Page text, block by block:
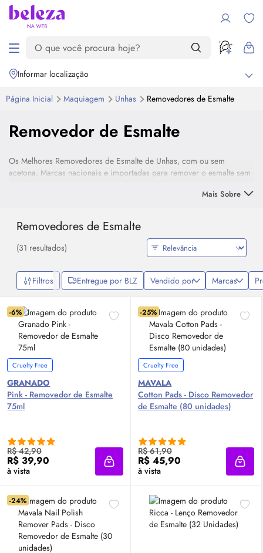
Informar localização
Página Inicial Maquiagem Unhas Removedores de Esmalte
Removedor de Esmalte
Os Melhores Removedores de Esmalte de Unhas, com ou sem
acetona. Marcas nacionais e importadas para remover o esmalte sem
Mais Sobre
Removedores de Esmalte
(31 resultados)
Filtros Entregue por BLZ Vendido por Marcas
-6%
Cruelty Free
GRANADO
Pink - Removedor de Esmalte
75ml
R$ 42,90
R$ 39,90
à vista Adicionar à sacola
-25%
Cruelty Free
MAVALA
Cotton Pads - Disco Removedor
de Esmalte (80 unidades)
R$ 61,90
R$ 45,90
à vista
-24%